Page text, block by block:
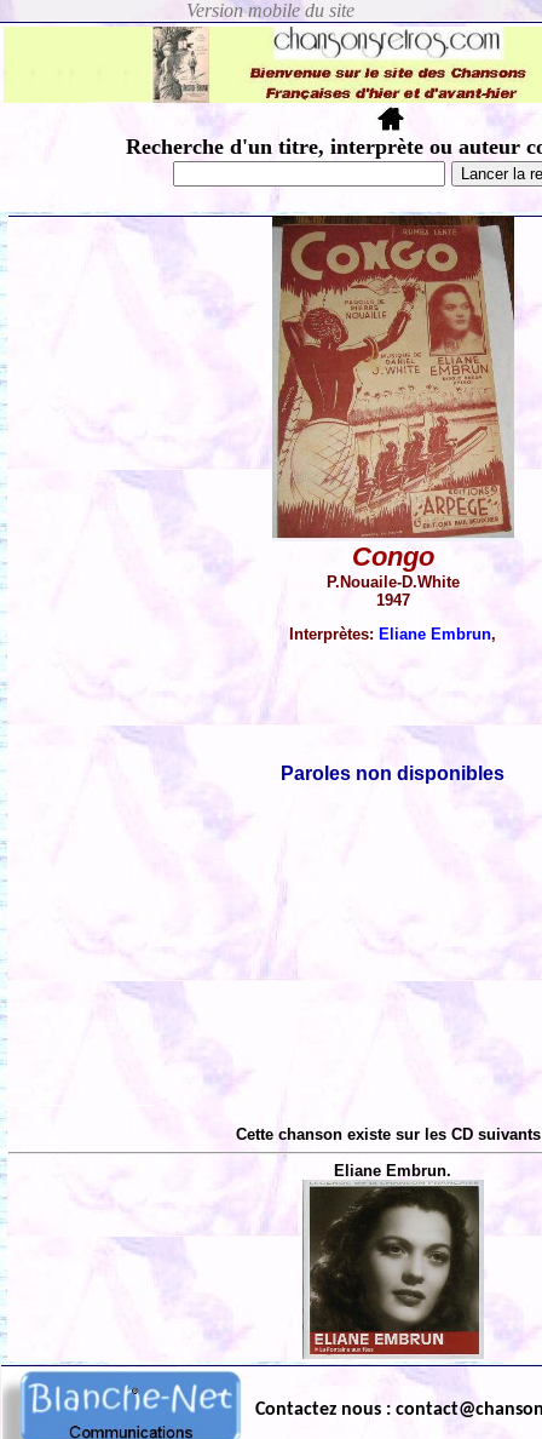
Recherche d'un titre, interprète ou auteur
Congo
P.Nouaile-D.White
1947
Interprètes: Eliane Embrun,
Paroles non disponibles
Cette chanson existe sur les CD
Eliane Embrun.
Contactez nous :